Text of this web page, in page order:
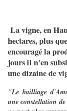
La vigne, en
hectares, plus
encouragé la
jours il n'en
une dizaine de
"Le bailliage
une constellation de